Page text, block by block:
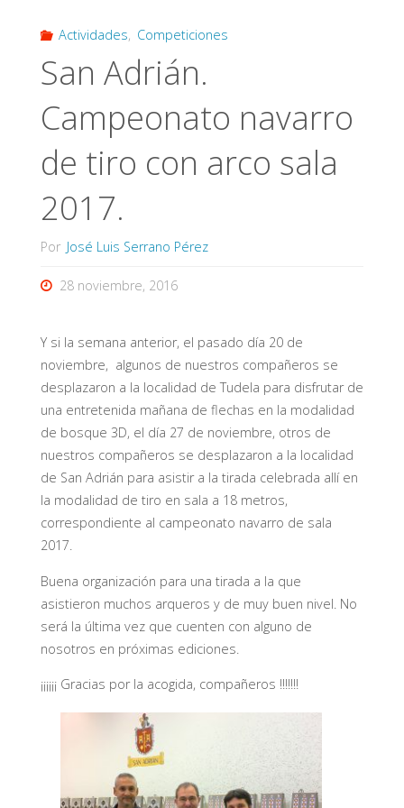
Actividades, Competiciones
San Adrián.
Campeonato navarro
de tiro con arco sala
2017.
Por José Luis Serrano Pérez
28 noviembre, 2016
Y si la semana anterior, el pasado día 20 de
noviembre, algunos de nuestros compañeros se
desplazaron a la localidad de Tudela para disfrutar de
una entretenida mañana de flechas en la modalidad
de bosque 3D, el día 27 de noviembre, otros de
nuestros compañeros se desplazaron a la localidad
de San Adrián para asistir a la tirada celebrada allí en
la modalidad de tiro en sala a 18 metros,
correspondiente al campeonato navarro de sala
2017.
Buena organización para una tirada a la que
asistieron muchos arqueros y de muy buen nivel. No
será la última vez que cuenten con alguno de
nosotros en próximas ediciones.
¡¡¡¡¡¡ Gracias por la acogida, compañeros !!!!!!!